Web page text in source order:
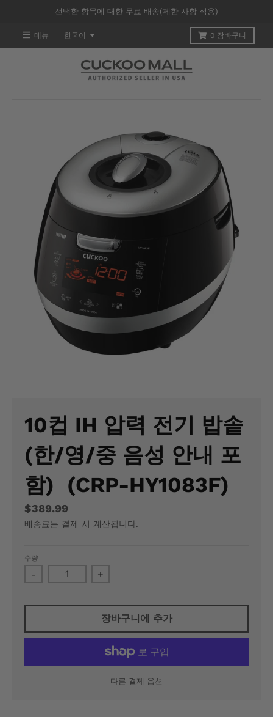
선택한 항목에 대한 무료 배송(제한 사항 적용)
메뉴
T
A
T
O
N
M
I
S
S
G
:
K
O
.
G
N
E
R
A
한국어 0 장바구니
10컵 IH 압력 전기 밥솥
(한/영/중 음성 안내 포
함) (CRP-HY1083F)
$389.99
배송료는 결제 시 계산됩니다.
수량
- +
장바구니에 추가
다른 결제 옵션